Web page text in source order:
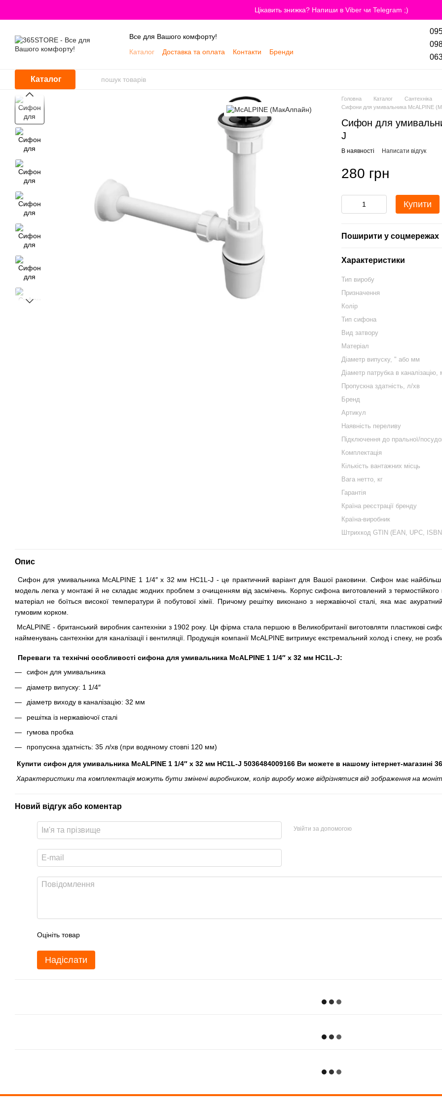
Цікавить знижка? Напиши в Viber чи Telegram ;)
Все для Вашого комфорту!
Каталог
Доставка та оплата Контакти
Бренди
Каталог
Головна Каталог Сантехніка
Сифони для умивальника McALPINE
Сифон для
J
В наявності Написати відгук
280 грн
Купити
Поширити у соцмережах
Характеристики
Тип виробу
Призначення
Колір
Тип сифона
Вид затвору
Матеріал
Діаметр випуску, " або мм
Діаметр патрубка в каналізацію,
Пропускна здатність, л/хв
Бренд
Артикул
Наявність переливу
Підключення до пральної/
Комплектація
Кількість вантажних місць
Вага нетто, кг
Гарантія
Країна реєстрації бренду
Країна-виробник
Штрихкод GTIN (EAN, UPC,
Опис
Сифон для умивальника McALPINE 1 1/4″ x 32 мм HC1L-J - це практичний варіант для Вашої раковини. Сифон має найбільш
модель легка у монтажі й не складає жодних проблем з очищенням від засмічень. Корпус сифона виготовлений з
матеріал не боїться високої температури й побутової хімії. Причому решітку виконано з нержавіючої сталі, яка має
гумовим корком.
McALPINE - британський виробник сантехніки з 1902 року. Ця фірма стала першою в Великобританії виготовляти пластикові
найменувань сантехніки для каналізації і вентиляції. Продукція компанії McALPINE витримує екстремальний холод і спеку, не
Переваги та технічні особливості сифона для умивальника McALPINE 1 1/4″ x 32 мм HC1L-J:
сифон для умивальника
діаметр випуску: 1 1/4″
діаметр виходу в каналізацію: 32 мм
решітка із нержавіючої сталі
гумова пробка
пропускна здатність: 35 л/хв (при водяному стовпі 120 мм)
Купити сифон для умивальника McALPINE 1 1/4″ x 32 мм HC1L-J 5036484009166 Ви можете в нашому інтернет-магазині
Характеристики та комплектація можуть бути змінені виробником, колір виробу може відрізнятися від зображення на
Новий відгук або коментар
Увійти за допомогою
Оцініть товар
Надіслати